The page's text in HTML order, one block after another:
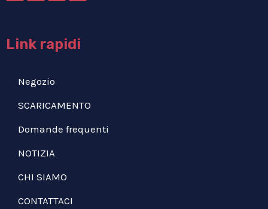
Link rapidi
Negozio
SCARICAMENTO
Domande frequenti
NOTIZIA
CHI SIAMO
CONTATTACI